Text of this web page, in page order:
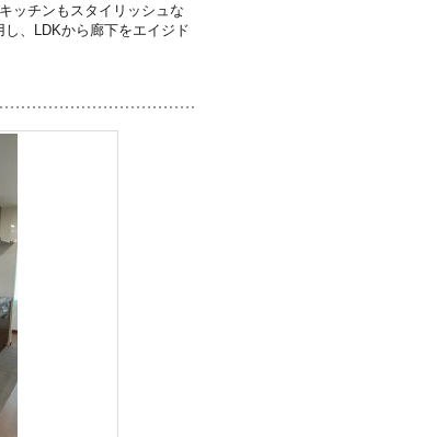
ッチンもスタイリッシュな
、LDKから廊下をエイジド